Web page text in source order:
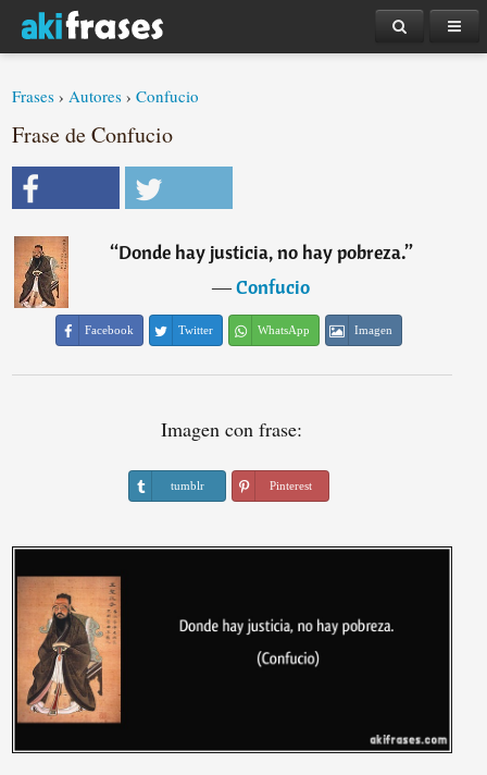
Frases ›Autores ›Confucio
Frase de Confucio
“Donde hay justicia, no hay pobreza.”
―Confucio
Facebook Twitter WhatsApp Imagen
Imagen con frase:
tumblr Pinterest